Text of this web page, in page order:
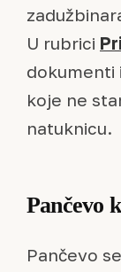
U rubrici
dokumenti
koje ne
natuknicu.
Pančevo
Pančevo